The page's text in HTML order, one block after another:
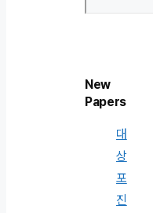
New
Papers
대
상
포
진